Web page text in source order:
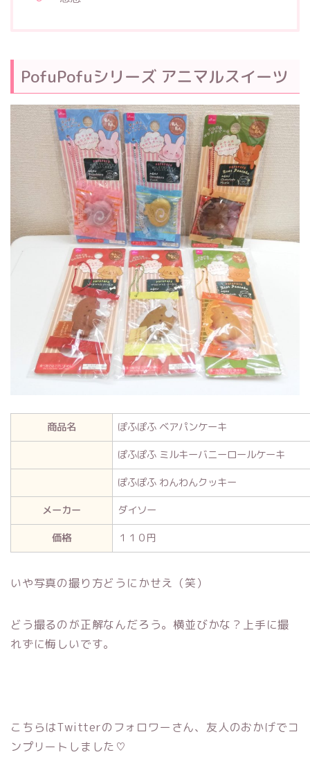
PofuPofuシリーズ アニマルスイーツ
商品名
ぽふぽふ ベアパンケーキ
ぽふぽふ ミルキーバニーロールケーキ
ぽふぽふ わんわんクッキー
メーカー
ダイソー
価格
１１０円
いや写真の撮り方どうにかせえ（笑）
どう撮るのが正解なんだろう。横並びかな？上手に撮
れずに悔しいです。
こちらはTwitterのフォロワーさん、友人のおかげでコ
ンプリートしました♡